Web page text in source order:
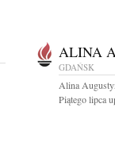
ALINA
GDAŃSK
Alina
Piątego lipca